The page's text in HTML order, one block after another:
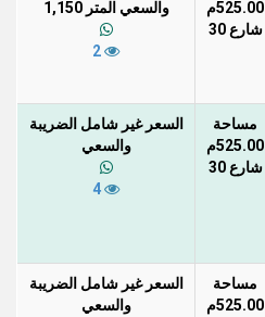
525.00م
شارع 30
والسعي المتر 1,150
مساحة
525.00م
شارع 30
السعر غير شامل الضريبة
والسعي
مساحة
525.00م
السعر غير شامل الضريبة
والسعي